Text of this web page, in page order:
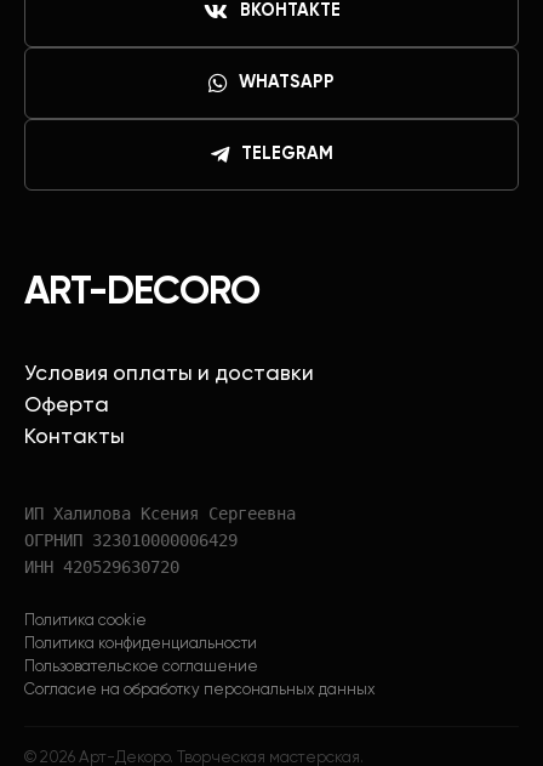
ART-DECORO
Условия оплаты и доставки
Оферта
Контакты
ИП Халилова Ксения Сергеевна
ОГРНИП 323010000006429
ИНН 420529630720
Политика cookie
Политика конфиденциальности
Пользовательское соглашение
Согласие на обработку персональных данных
© 2026 Арт-Декоро. Творческая мастерская.
ВКОНТАКТЕ
WHATSAPP
TELEGRAM